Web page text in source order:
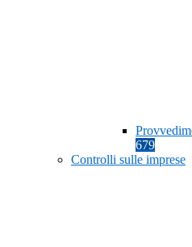
679
Controlli sulle imprese